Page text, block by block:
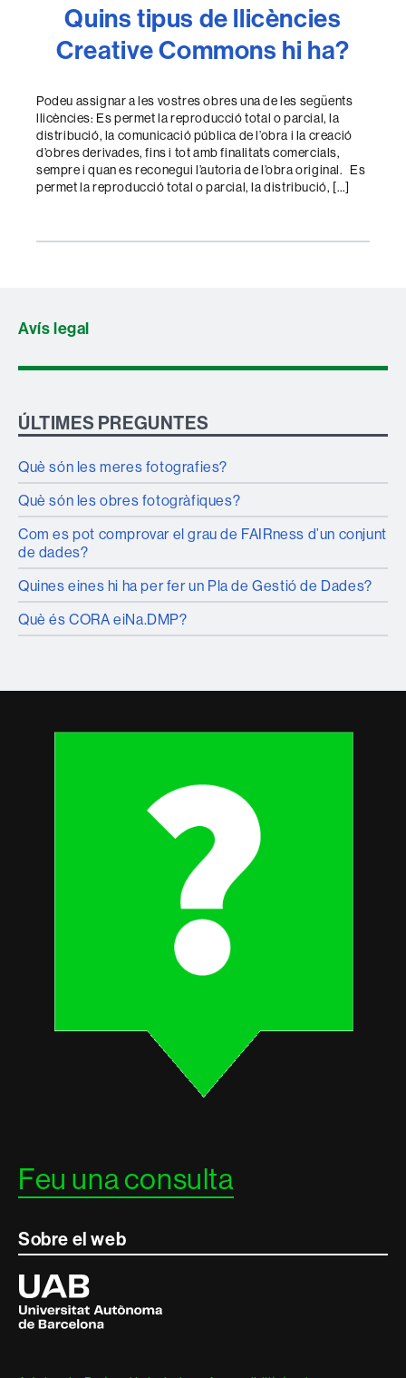
Quins tipus de llicències
Creative Commons hi ha?
Podeu assignar a les vostres obres una de les següents
llicències: Es permet la reproducció total o parcial, la
distribució, la comunicació pública de l’obra i la creació
d’obres derivades, fins i tot amb finalitats comercials,
sempre i quan es reconegui l’autoria de l’obra original. Es
permet la reproducció total o parcial, la distribució, […]
Avís legal
ÚLTIMES PREGUNTES
Què són les meres fotografies?
Què són les obres fotogràfiques?
Com es pot comprovar el grau de FAIRness d’un conjunt
de dades?
Quines eines hi ha per fer un Pla de Gestió de Dades?
Què és CORA eiNa.DMP?
Feu una consulta
Sobre el web
Universitat
Autònoma
de
Barcelona